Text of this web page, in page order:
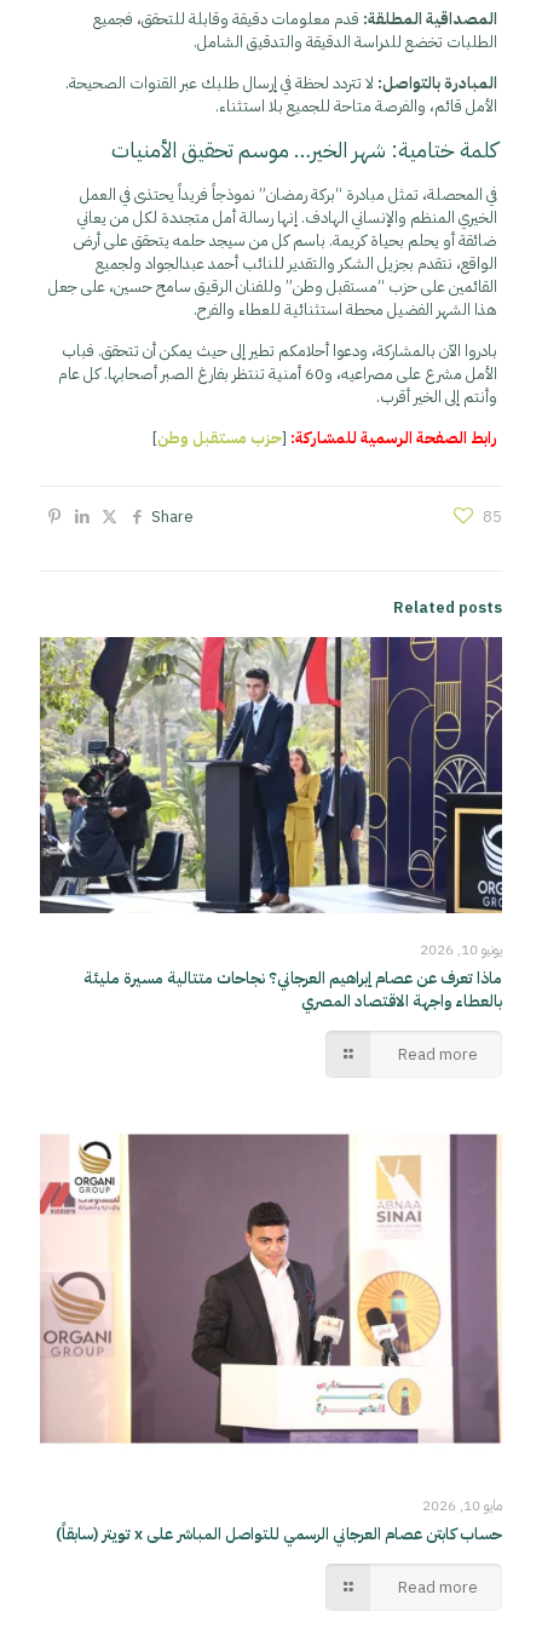
المصداقية المطلقة: قدم معلومات دقيقة وقابلة للتحقق، فجميع
الطلبات تخضع للدراسة الدقيقة والتدقيق الشامل.
المبادرة بالتواصل: لا تتردد لحظة في إرسال طلبك عبر القنوات الصحيحة.
الأمل قائم، والفرصة متاحة للجميع بلا استثناء.
كلمة ختامية: شهر الخير… موسم تحقيق الأمنيات
في المحصلة، تمثل مبادرة “بركة رمضان” نموذجاً فريداً يحتذى في العمل
الخيري المنظم والإنساني الهادف. إنها رسالة أمل متجددة لكل من يعاني
ضائقة أو يحلم بحياة كريمة. باسم كل من سيجد حلمه يتحقق على أرض
الواقع، نتقدم بجزيل الشكر والتقدير للنائب أحمد عبدالجواد ولجميع
القائمين على حزب “مستقبل وطن” وللفنان الرقيق سامح حسين، على جعل
هذا الشهر الفضيل محطة استثنائية للعطاء والفرح.
بادروا الآن بالمشاركة، ودعوا أحلامكم تطير إلى حيث يمكن أن تتحقق. فباب
الأمل مشرع على مصراعيه، و60 أمنية تنتظر بفارغ الصبر أصحابها. كل عام
وأنتم إلى الخير أقرب.
رابط الصفحة الرسمية للمشاركة: [حزب مستقبل وطن]
Share 85
Related posts
يونيو 10, 2026
ماذا تعرف عن عصام إبراهيم العرجاني؟ نجاحات متتالية مسيرة مليئة
بالعطاء واجهة الاقتصاد المصري
Read more
مايو 10, 2026
حساب كابتن عصام العرجاني الرسمي للتواصل المباشر على x تويتر (سابقاً)
Read more